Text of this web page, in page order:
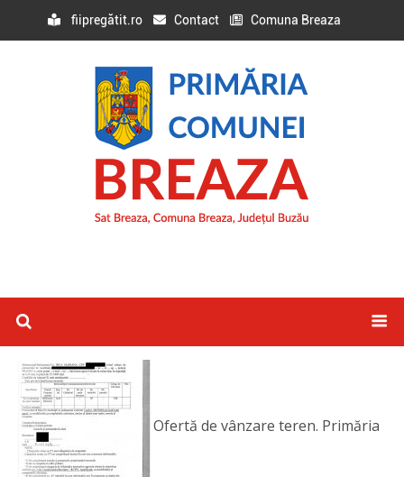
fiipregătit.ro Contact Comuna Breaza
Ofertă de vânzare teren. Primăria